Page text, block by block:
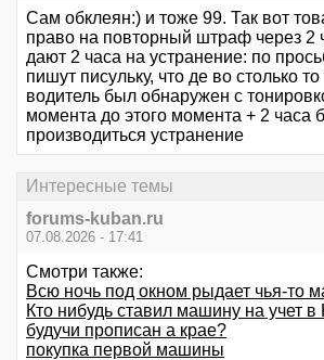
Сам обклеян:) и тоже 99. Так вот
право на повторный штраф через 2
дают 2 часа на устранение: по
пишут писульку, что де во столько то
водитель был обнаружен с
момента до этого момента + 2 часа
производиться устранение
Интересные темы
forums-kuban.ru
07.08.2026 - 17:41
Смотри также:
Всю ночь под окном рыдает чья-то
Кто нибудь ставил машину на учет в
будучи прописан а крае?
покупка первой машины